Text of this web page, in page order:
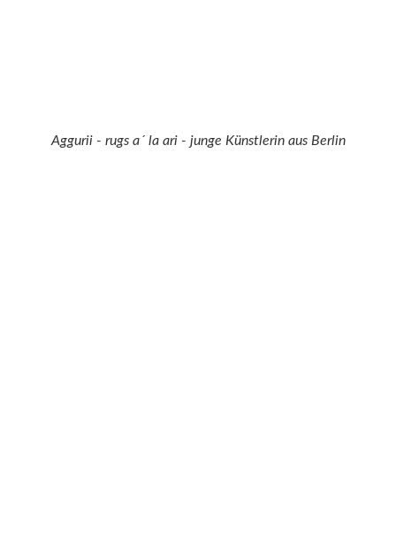
Aggurii - rugs a´ la ari - junge Künstlerin aus Berlin